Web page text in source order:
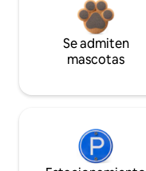
Se admiten
mascotas